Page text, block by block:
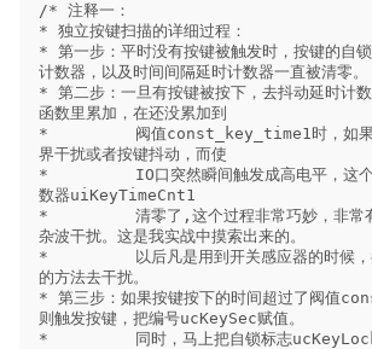
/* 注释一：
* 独立按键扫描的详细过程：
* 第一步：平时没有按键被触发时，按键的自
计数器，以及时间间隔延时计数器一直被清零。
* 第二步：一旦有按键被按下，去抖动延时计
函数里累加，在还没累加到
*         阀值const_key_time1时，如果
界干扰或者按键抖动，而使
*         IO口突然瞬间触发成高电平，这个
数器uiKeyTimeCnt1
*         清零了,这个过程非常巧妙，非常有
杂波干扰。这是我实战中摸索出来的。
*         以后凡是用到开关感应器的时候，
的方法去干扰。
* 第三步：如果按键按下的时间超过了阀值
则触发按键，把编号ucKeySec赋值。
*         同时，马上把自锁标志